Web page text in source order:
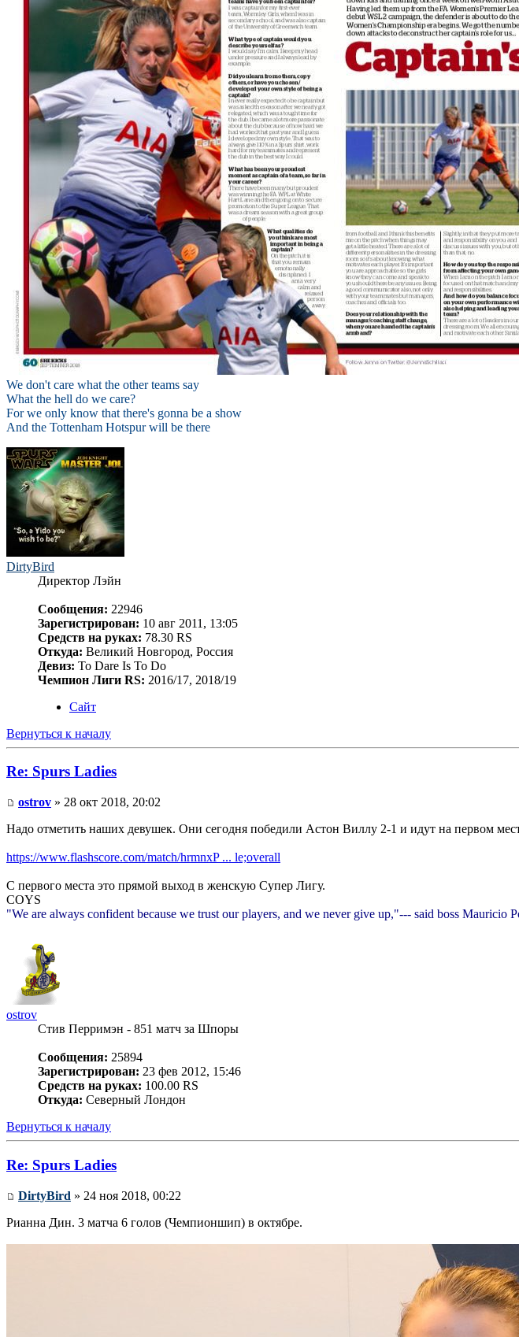
We don't care what the other teams say
What the hell do we care?
For we only know that there's gonna be a show
And the Tottenham Hotspur will be there
DirtyBird
Директор Лэйн
Сообщения: 22946
Зарегистрирован: 10 авг 2011, 13:05
Средств на руках: 78.30 RS
Откуда: Великий Новгород, Россия
Девиз: To Dare Is To Do
Чемпион Лиги RS: 2016/17, 2018/19
Сайт
Вернуться к началу
Re: Spurs Ladies
ostrov » 28 окт 2018, 20:02
Надо отметить наших девушек. Они сегодня победили Астон Виллу 2-1 и идут на первом
https://www.flashscore.com/match/hrmnxP ... le;overall
С первого места это прямой выход в женскую Супер Лигу.
COYS
"We are always confident because we trust our players, and we never give up,"--- said boss Mauricio
ostrov
Стив Перримэн - 851 матч за Шпоры
Сообщения: 25894
Зарегистрирован: 23 фев 2012, 15:46
Средств на руках: 100.00 RS
Откуда: Северный Лондон
Вернуться к началу
Re: Spurs Ladies
DirtyBird » 24 ноя 2018, 00:22
Рианна Дин. 3 матча 6 голов (Чемпионшип) в октябре.